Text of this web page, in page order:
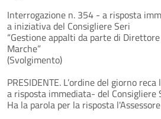
Interrogazione n. 354 - a risposta
a iniziativa del Consigliere Seri
“Gestione appalti da parte di
Marche”
(Svolgimento)
PRESIDENTE. L’ordine del giorno
a risposta immediata- del Consigliere
Ha la parola per la risposta